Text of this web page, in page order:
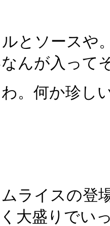
とソースや
んが入って
。何か珍し
ライスの登
大盛りでい